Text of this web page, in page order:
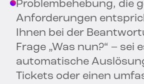
Problembehebung, die
Anforderungen
Ihnen bei der
Frage „Was nun?“ – sei
automatische
Tickets oder einen